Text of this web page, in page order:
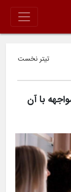
تیتر نخست
با آن